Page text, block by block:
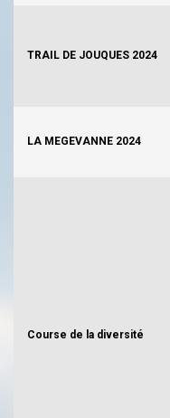
TRAIL DE JOUQUES 2024
LA MEGEVANNE 2024
Course de la diversité